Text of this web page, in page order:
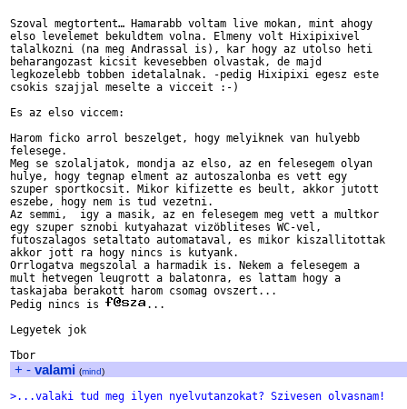
Szoval megtortent… Hamarabb voltam live mokan, mint ahogy
elso levelemet bekuldtem volna. Elmeny volt Hixipixivel
talalkozni (na meg Andrassal is), kar hogy az utolso heti
beharangozast kicsit kevesebben olvastak, de majd
legkozelebb tobben idetalalnak. -pedig Hixipixi egesz este
csokis szajjal meselte a vicceit :-)
Es az elso viccem:
Harom ficko arrol beszelget, hogy melyiknek van hulyebb
felesege.
Meg se szolaljatok, mondja az elso, az en felesegem olyan
hulye, hogy tegnap elment az autoszalonba es vett egy
szuper sportkocsit. Mikor kifizette es beult, akkor jutott
eszebe, hogy nem is tud vezetni.
Az semmi,  igy a masik, az en felesegem meg vett a multkor
egy szuper sznobi kutyahazat vizöbliteses WC-vel,
futoszalagos setaltato automataval, es mikor kiszallitottak
akkor jott ra hogy nincs is kutyank.
Orrlogatva megszolal a harmadik is. Nekem a felesegem a
mult hetvegen leugrott a balatonra, es lattam hogy a
taskajaba berakott harom csomag ovszert...
Pedig nincs is
...
Legyetek jok
+ - valami (mind)
>...valaki tud meg ilyen nyelvutanzokat? Szivesen olvasnam!